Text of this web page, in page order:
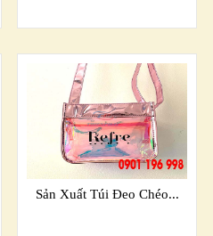
Sản Xuất Túi Đeo Chéo...